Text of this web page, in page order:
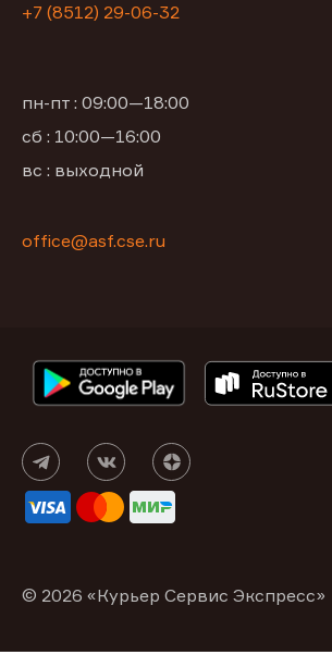
+7 (8512) 29-06-32
пн-пт : 09:00—18:00
сб : 10:00—16:00
вс : выходной
office@asf.cse.ru
© 2026 «Курьер Сервис Экспресс»